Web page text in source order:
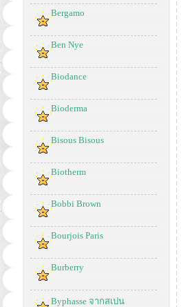
Bergamo
Ben Nye
Biodance
Bioderma
Bisous Bisous
Biotherm
Bobbi Brown
Bourjois Paris
Burberry
Byphasse จากสเปน